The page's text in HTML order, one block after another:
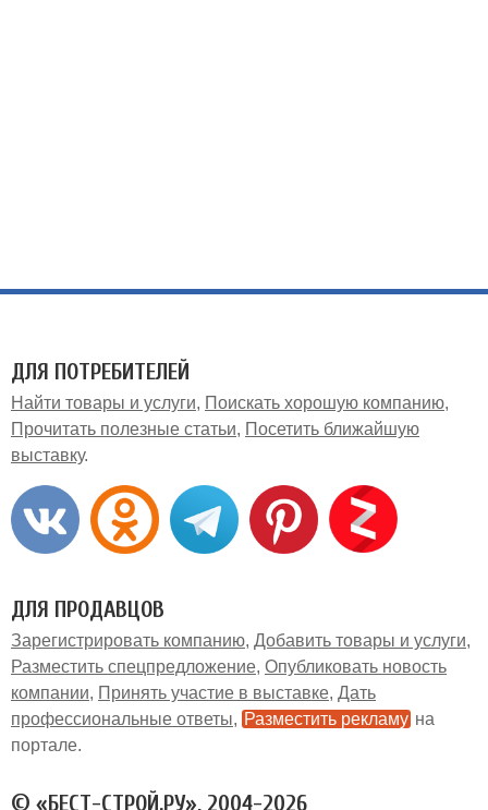
ДЛЯ ПОТРЕБИТЕЛЕЙ
Найти товары и услуги
Поискать хорошую компанию
Прочитать полезные статьи
Посетить ближайшую
выставку
ДЛЯ ПРОДАВЦОВ
Зарегистрировать компанию Добавить товары и услуги
Разместить спецпредложение Опубликовать новость
компании
Принять участие в выставке Дать
профессиональные ответы
Разместить рекламу на
портале
© «БЕСТ-СТРОЙ.РУ», 2004-2026